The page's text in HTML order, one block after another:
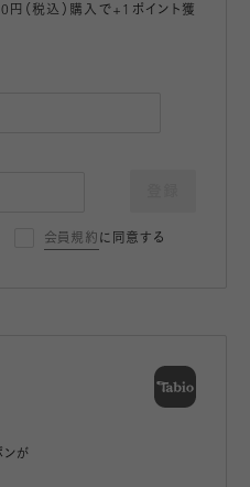
円（税込）購入で+1ポイント獲
会員規約 に同意する
ンが